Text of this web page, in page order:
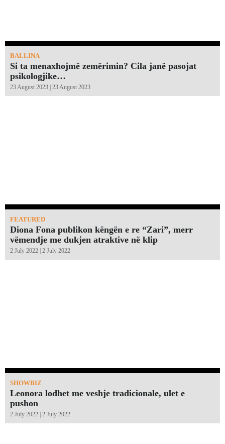
BALLINA
Si ta menaxhojmë zemërimin? Cila janë pasojat
psikologjike…
23 August 2023 | 23 August 2023
FEATURED
Diona Fona publikon këngën e re “Zari”, merr
vëmendje me dukjen atraktive në klip
2 July 2022 | 2 July 2022
SHOWBIZ
Leonora lodhet me veshje tradicionale, ulet e
pushon
2 July 2022 | 2 July 2022